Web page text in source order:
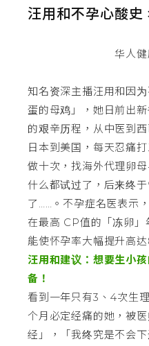
汪用和不孕心酸
华人
知名资深主播汪用和因
蛋的母鸡」，她日前出
的艰辛历程，从中医到
日本到美国，每天忍痛
做十次，找海外代理卵
什么都试过了，后来终
了……。不孕症名医表示
在最高 CP值的「冻卵
能使怀孕率大幅提升高达
汪用和建议：想要生小
备！
看到一年只有3、4次生
个月必定经痛的她，被
经」，「我终究是不会